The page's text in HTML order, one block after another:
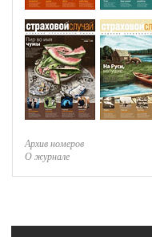
Архив номеров
О журнале